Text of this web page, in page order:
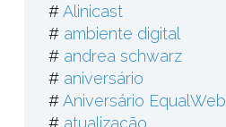
#Alinicast
# ambiente digital
# andrea schwarz
# aniversário
#Aniversário EqualWeb
# atualização